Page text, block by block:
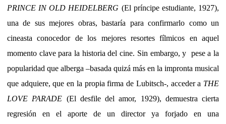
PRINCE IN OLD HEIDELBERG (El príncipe estudiante, 1927),
una de sus mejores obras, bastaría para confirmarlo como un
cineasta conocedor de los mejores resortes fílmicos en aquel
momento clave para la historia del cine. Sin embargo, y pese a la
popularidad que alberga –basada quizá más en la impronta musical
que adquiere, que en la propia firma de Lubitsch-, acceder a THE
LOVE PARADE (El desfile del amor, 1929), demuestra cierta
regresión en el aporte de un director ya forjado en una